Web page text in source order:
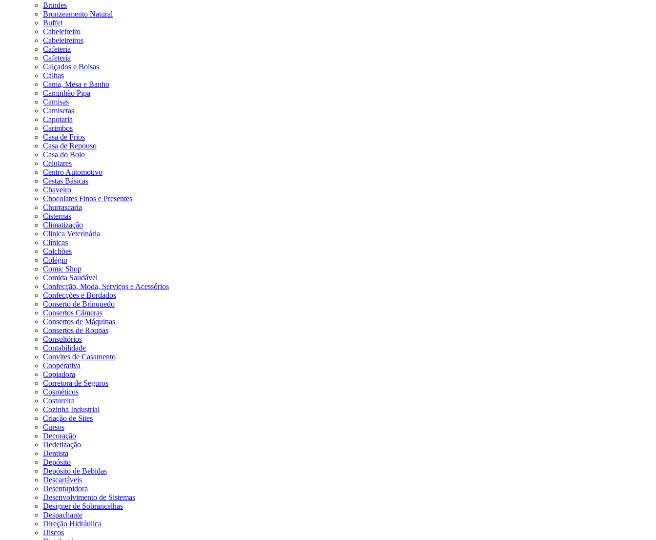
Brindes
Bronzeamento Natural
Buffet
Cabeleireiro
Cabeleireiros
Cafeteria
Cafeteria
Calçados e Bolsas
Calhas
Cama, Mesa e Banho
Caminhão Pipa
Camisas
Camisetas
Capotaria
Carimbos
Casa de Frios
Casa de Repouso
Casa do Bolo
Celulares
Centro Automotivo
Cestas Básicas
Chaveiro
Chocolates Finos e Presentes
Churrascaria
Cisternas
Climatização
Clinica Veterinária
Clínicas
Colchões
Colégio
Comic Shop
Comida Saudável
Confecção, Moda, Serviços e Acessórios
Confecções e Bordados
Conserto de Brinquedo
Consertos Câmeras
Consertos de Máquinas
Consertos de Roupas
Consultórios
Contabilidade
Convites de Casamento
Cooperativa
Copiadora
Corretora de Seguros
Cosméticos
Costureira
Cozinha Industrial
Criação de Sites
Cursos
Decoração
Dedetização
Dentista
Depósito
Depósito de Bebidas
Descartáveis
Desentupidora
Desenvolvimento de Sistemas
Designer de Sobrancelhas
Despachante
Direção Hidráulica
Discos